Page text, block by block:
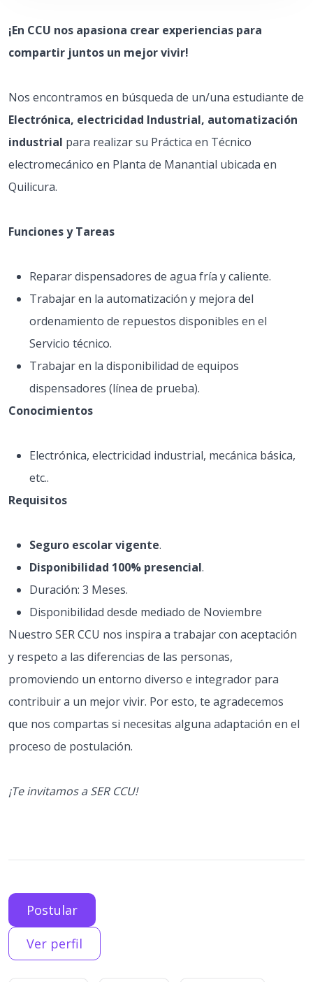
¡En CCU nos apasiona crear experiencias para
compartir juntos un mejor vivir!
Nos encontramos en búsqueda de un/una estudiante de
Electrónica, electricidad Industrial, automatización
industrial para realizar su Práctica en Técnico
electromecánico en Planta de Manantial ubicada en
Quilicura.
Funciones y Tareas
Reparar dispensadores de agua fría y caliente.
Trabajar en la automatización y mejora del
ordenamiento de repuestos disponibles en el
Servicio técnico.
Trabajar en la disponibilidad de equipos
dispensadores (línea de prueba).
Conocimientos
Electrónica, electricidad industrial, mecánica básica,
etc..
Requisitos
Seguro escolar vigente.
Disponibilidad 100% presencial.
Duración: 3 Meses.
Disponibilidad desde mediado de Noviembre
Nuestro SER CCU nos inspira a trabajar con aceptación
y respeto a las diferencias de las personas,
promoviendo un entorno diverso e integrador para
contribuir a un mejor vivir. Por esto, te agradecemos
que nos compartas si necesitas alguna adaptación en el
proceso de postulación.
¡Te invitamos a SER CCU!
Postular
Ver perfil